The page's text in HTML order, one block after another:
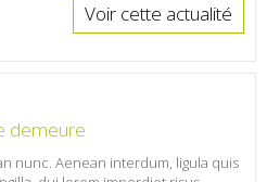
Voir cette actualité
demeure